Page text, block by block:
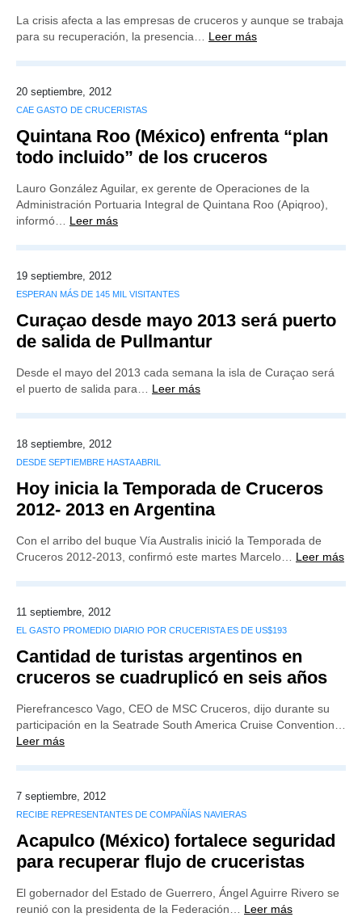
La crisis afecta a las empresas de cruceros y aunque se trabaja
para su recuperación, la presencia… Leer más
20 septiembre, 2012
CAE GASTO DE CRUCERISTAS
Quintana Roo (México) enfrenta “plan
todo incluido” de los cruceros
Lauro González Aguilar, ex gerente de Operaciones de la
Administración Portuaria Integral de Quintana Roo (Apiqroo),
informó… Leer más
19 septiembre, 2012
ESPERAN MÁS DE 145 MIL VISITANTES
Curaçao desde mayo 2013 será puerto
de salida de Pullmantur
Desde el mayo del 2013 cada semana la isla de Curaçao será
el puerto de salida para… Leer más
18 septiembre, 2012
DESDE SEPTIEMBRE HASTA ABRIL
Hoy inicia la Temporada de Cruceros
2012- 2013 en Argentina
Con el arribo del buque Vía Australis inició la Temporada de
Cruceros 2012-2013, confirmó este martes Marcelo… Leer más
11 septiembre, 2012
EL GASTO PROMEDIO DIARIO POR CRUCERISTA ES DE US$193
Cantidad de turistas argentinos en
cruceros se cuadruplicó en seis años
Pierefrancesco Vago, CEO de MSC Cruceros, dijo durante su
participación en la Seatrade South America Cruise Convention…
Leer más
7 septiembre, 2012
RECIBE REPRESENTANTES DE COMPAÑÍAS NAVIERAS
Acapulco (México) fortalece seguridad
para recuperar flujo de cruceristas
El gobernador del Estado de Guerrero, Ángel Aguirre Rivero se
reunió con la presidenta de la Federación… Leer más